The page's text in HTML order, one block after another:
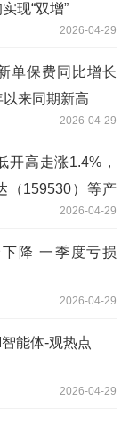
现“双增”
2026-04-29
单保费同比增长
来同期新高
2026-04-29
开高走涨1.4%，
（159530）等产
2026-04-29
降 一季度亏损
2026-04-29
能体-观热点
2026-04-29